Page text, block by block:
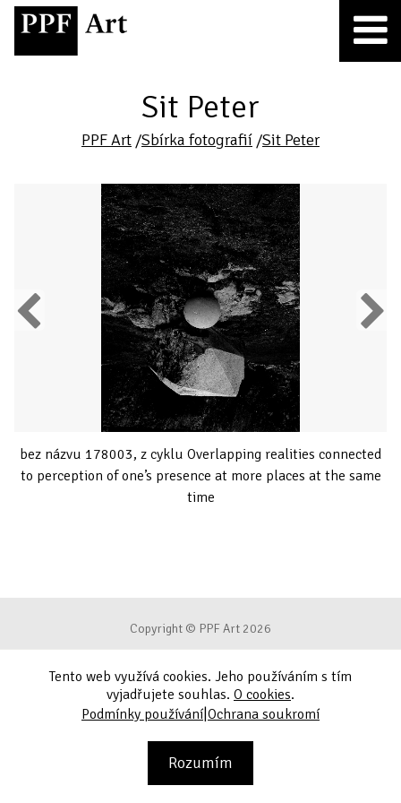
Sit Peter
PPF Art /Sbírka fotografií /Sit Peter
Previous
bez názvu 178003, z cyklu Overlapping realities connected
to perception of one’s presence at more places at the same
time
Next
Copyright © PPF Art 2026
Podmínky používání
Ochrana soukromí
Tento web využívá cookies. Jeho používáním s tím
vyjadřujete souhlas. O cookies.
Podmínky používání|Ochrana soukromí
Rozumím